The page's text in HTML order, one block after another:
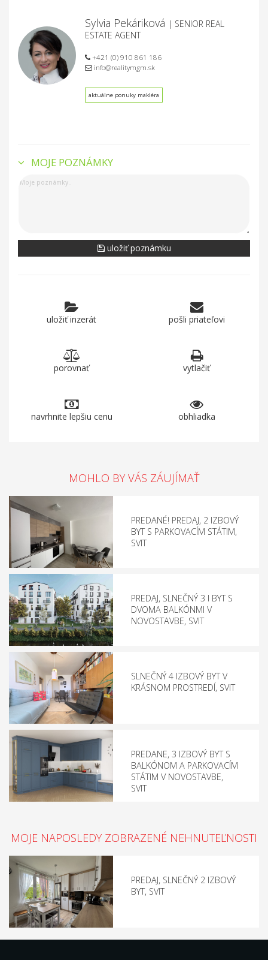
Sylvia Pekáriková | SENIOR REAL
ESTATE AGENT
+421 (0) 910 861 186
info@realitymgm.sk
aktuálne ponuky makléra
MOJE POZNÁMKY
uložiť poznámku
uložiť inzerát pošli priateľovi
porovnať vytlačiť
navrhnite lepšiu cenu obhliadka
MOHLO BY VÁS ZÁUJÍMAŤ
PREDANÉ! PREDAJ, 2 IZBOVÝ
BYT S PARKOVACÍM STÁTIM,
SVIT
PREDAJ, SLNEČNÝ 3 I BYT S
DVOMA BALKÓNMI V
NOVOSTAVBE, SVIT
SLNEČNÝ 4 IZBOVÝ BYT V
KRÁSNOM PROSTREDÍ, SVIT
PREDANE, 3 IZBOVÝ BYT S
BALKÓNOM A PARKOVACÍM
STÁTIM V NOVOSTAVBE,
SVIT
MOJE NAPOSLEDY ZOBRAZENÉ NEHNUTEĽNOSTI
PREDAJ, SLNEČNÝ 2 IZBOVÝ
BYT, SVIT